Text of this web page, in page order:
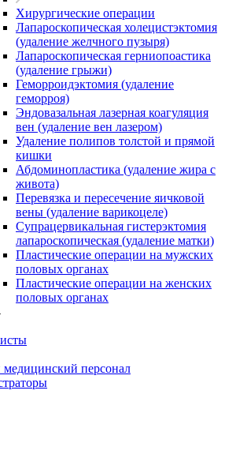
Хирургические операции
Лапароскопическая холецистэктомия
(удаление желчного пузыря)
Лапароскопическая герниопоастика
(удаление грыжи)
Геморроидэктомия (удаление
геморроя)
Эндовазальная лазерная коагуляция
вен (удаление вен лазером)
Удаление полипов толстой и прямой
кишки
Абдоминопластика (удаление жира с
живота)
Перевязка и пересечение яичковой
вены (удаление варикоцеле)
Супрацервикальная гистерэктомия
лапароскопическая (удаление матки)
Пластические операции на мужских
половых органах
Пластические операции на женских
половых органах
персонал